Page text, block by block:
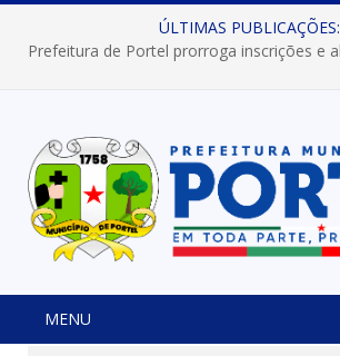
ÚLTIMAS PUBLICAÇÕES:
MENU